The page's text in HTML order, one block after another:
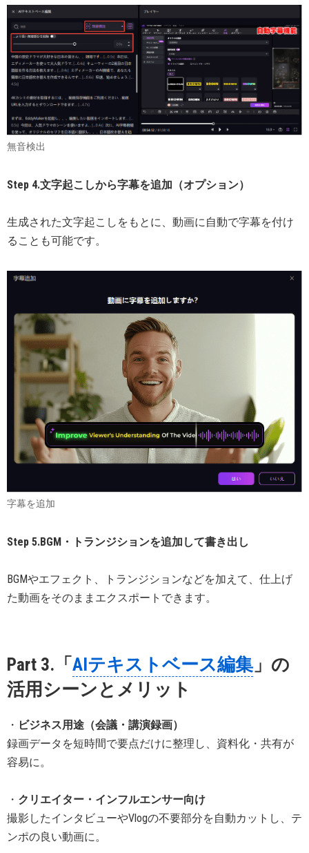
無音検出
Step 4.文字起こしから字幕を追加（オプション）
生成された文字起こしをもとに、動画に自動で字幕を付け
ることも可能です。
字幕を追加
Step 5.BGM・トランジションを追加して書き出し
BGMやエフェクト、トランジションなどを加えて、仕上げ
た動画をそのままエクスポートできます。
Part 3.「 AIテキストベース編集 」の
活用シーンとメリット
・ ビジネス用途（会議・講演録画）
録画データを短時間で要点だけに整理し、資料化・共有が
容易に。
・ クリエイター・インフルエンサー向け
撮影したインタビューやVlogの不要部分を自動カットし、テ
ンポの良い動画に。